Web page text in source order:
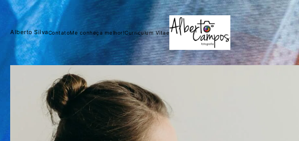
Alberto SilvaContatoMe conheça melhor!Curriculum Vitae